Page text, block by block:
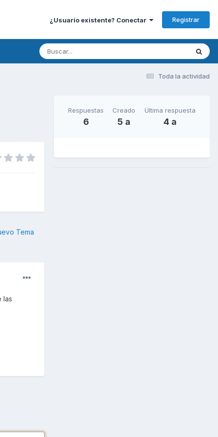
¿Usuario existente? Conectar Registrar
Toda la actividad
Tema
las
Respuestas
6
Creado
5 a
Última respuesta
4 a